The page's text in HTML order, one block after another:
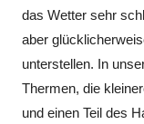
das Wetter sehr
aber
unterstellen. In
Thermen, die
und einen Teil des